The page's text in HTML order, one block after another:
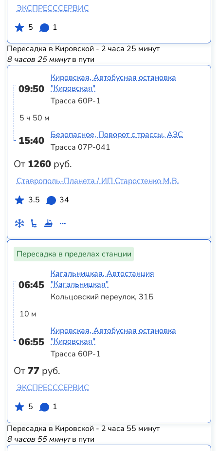
ЭКСПРЕСССЕРВИС
5
1
Пересадка в Кировской - 2 часа 25 минут
8 часов 25 минутв пути
09:50
5 ч 50 м
15:40
От 1260 руб.
Кировская, Автобусная остановка
"Кировская"
Трасса 60Р-1
Безопасное, Поворот с трассы, АЗС
Трасса 07Р-041
Ставрополь-Планета / ИП Старостенко М.В.
3.5
34
Пересадка в пределах станции
06:45
10 м
06:55
От77 руб.
Кагальницкая, Автостанция
"Кагальницкая"
Кольцовский переулок, 31Б
Кировская, Автобусная остановка
"Кировская"
Трасса 60Р-1
ЭКСПРЕСССЕРВИС
5
1
Пересадка в Кировской - 2 часа 55 минут
8 часов 55 минутв пути